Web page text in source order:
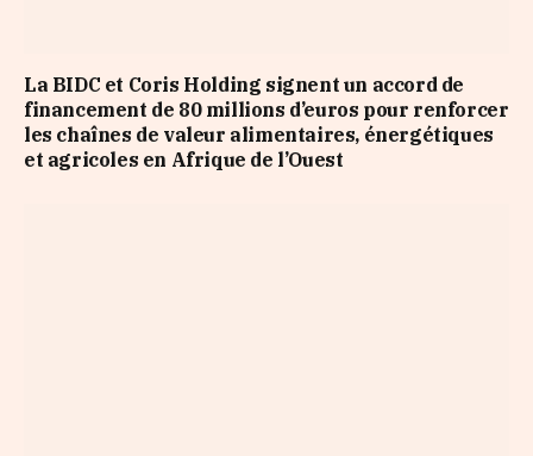
La BIDC et Coris Holding signent un accord de
financement de 80 millions d’euros pour renforcer
les chaînes de valeur alimentaires, énergétiques
et agricoles en Afrique de l’Ouest